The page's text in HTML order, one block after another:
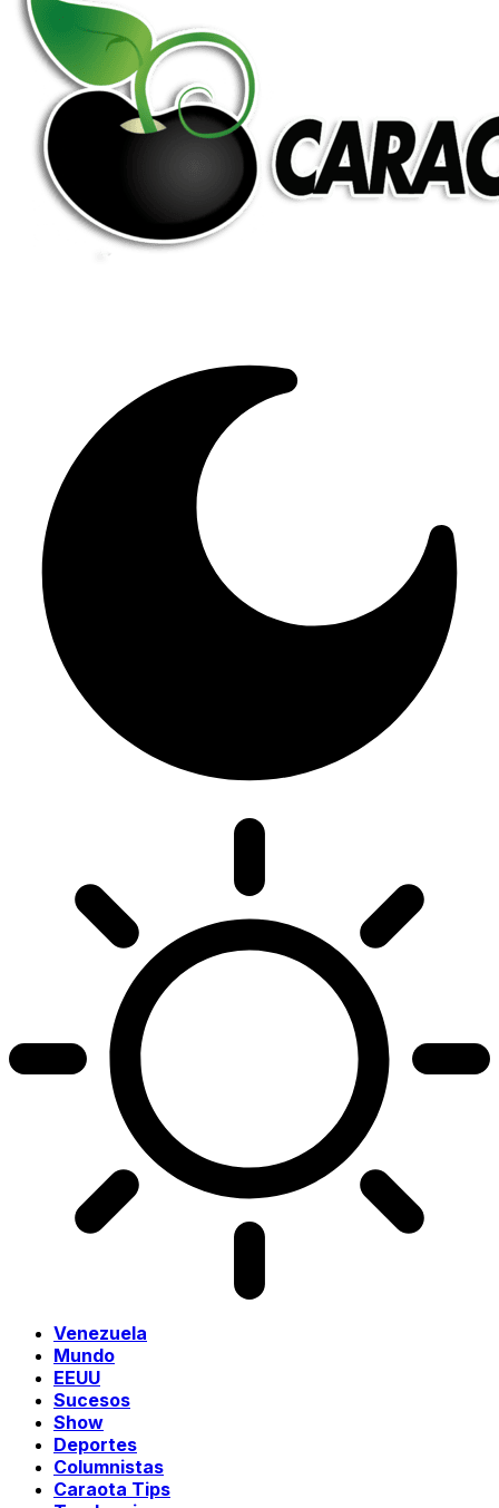
Venezuela
Mundo
EEUU
Sucesos
Show
Deportes
Columnistas
Caraota Tips